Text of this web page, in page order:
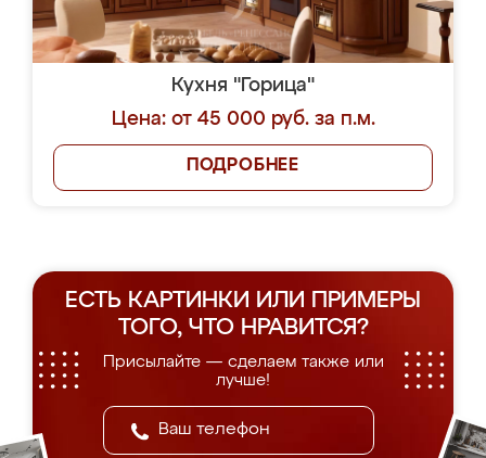
Кухня "Горица"
Цена: от 45 000 руб. за п.м.
ПОДРОБНЕЕ
ЕСТЬ КАРТИНКИ ИЛИ ПРИМЕРЫ
ТОГО, ЧТО НРАВИТСЯ?
Присылайте — сделаем также или
лучше!